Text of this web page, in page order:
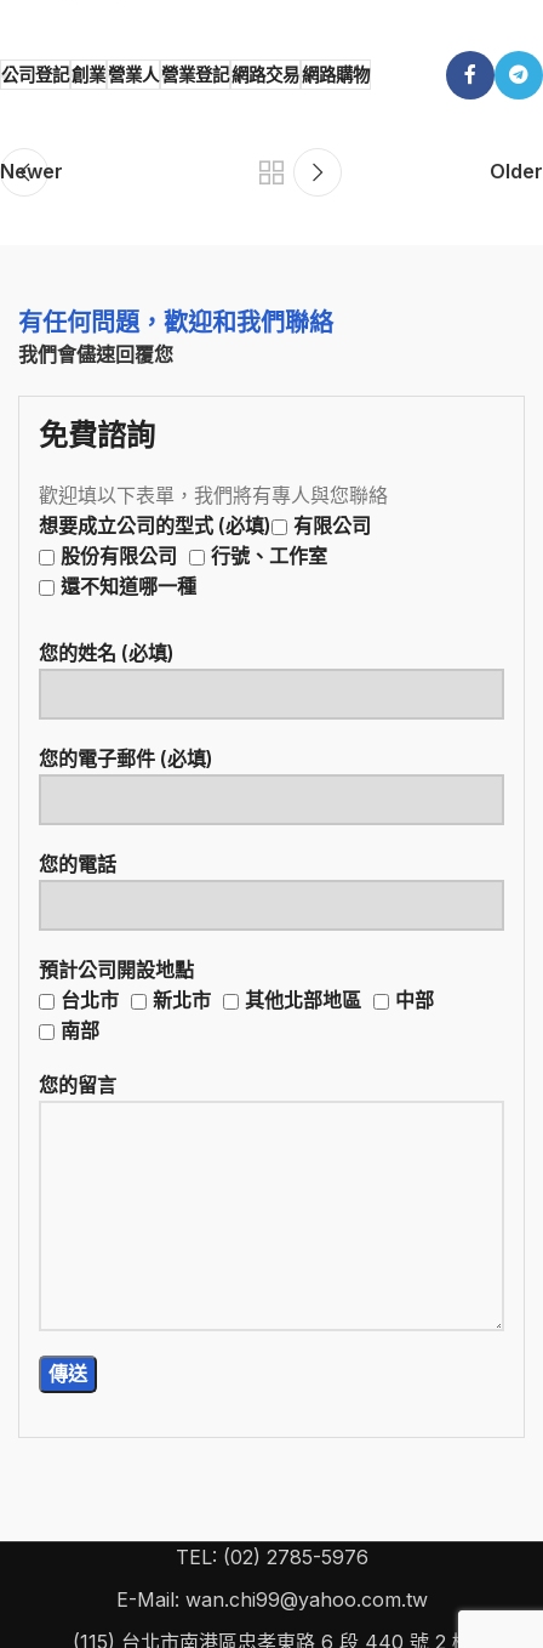
公司登記創業營業人營業登記網路交易網路購物
Newer Older
有任何問題，歡迎和我們聯絡
我們會儘速回覆您
免費諮詢
歡迎填以下表單，我們將有專人與您聯絡
想要成立公司的型式 (必填)
有限公司
股份有限公司
行號、工作室
還不知道哪一種
您的姓名 (必填)
您的電子郵件 (必填)
您的電話
預計公司開設地點
台北市
新北市 其他北部地區
中部
南部
您的留言
TEL: (02) 2785-5976
E-Mail: wan.chi99@yahoo.com.tw
(115) 台北市南港區忠孝東路 6 段 440 號 2 樓